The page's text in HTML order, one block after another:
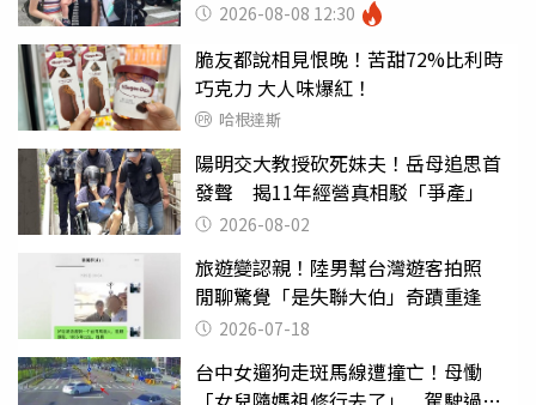
2026-08-08 12:30
脆友都說相見恨晚！苦甜72%比利時
巧克力 大人味爆紅！
哈根達斯
陽明交大教授砍死妹夫！岳母追思首
發聲 揭11年經營真相駁「爭產」
2026-08-02
旅遊變認親！陸男幫台灣遊客拍照
閒聊驚覺「是失聯大伯」奇蹟重逢
2026-07-18
台中女遛狗走斑馬線遭撞亡！母慟